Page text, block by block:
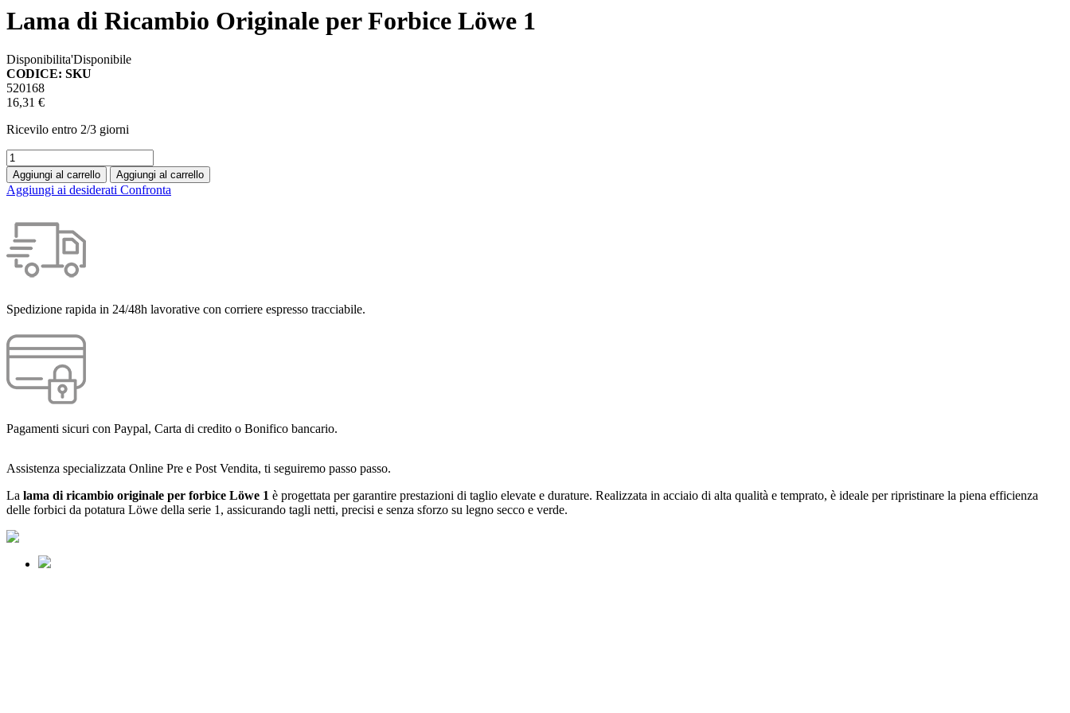
Lama di Ricambio Originale per Forbice Löwe 1
Disponibilita'Disponibile
CODICE: SKU
520168
16,31 €
Ricevilo entro 2/3 giorni
Aggiungi al carrello Aggiungi al carrello
Aggiungi ai desiderati Confronta
Spedizione rapida in 24/48h lavorative con corriere espresso tracciabile.
Pagamenti sicuri con Paypal, Carta di credito o Bonifico bancario.
Assistenza specializzata Online Pre e Post Vendita, ti seguiremo passo passo.
La lama di ricambio originale per forbice Löwe 1 è progettata per garantire prestazioni di taglio elevate e durature. Realizzata in acciaio di alta qualità e temprato, è ideale per ripristinare la piena efficienza
delle forbici da potatura Löwe della serie 1, assicurando tagli netti, precisi e senza sforzo su legno secco e verde.